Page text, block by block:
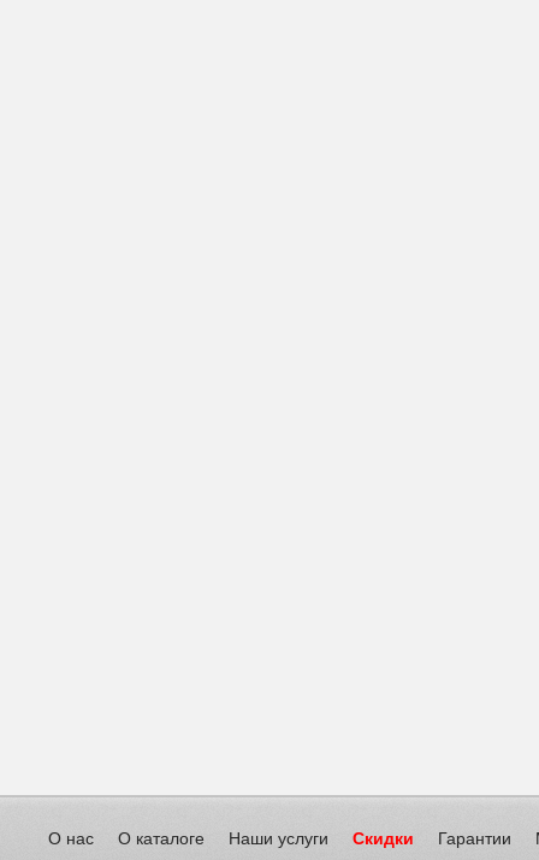
О нас О каталоге Наши услуги Скидки Гарантии